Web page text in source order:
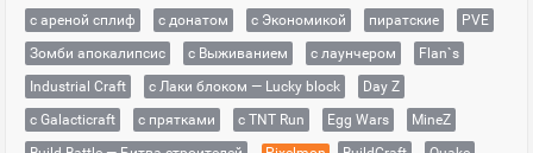
с ареной сплиф
с донатом с Экономикой пиратские
PVE
Зомби апокалипсис
с Выживанием с лаунчером
Flan`s
Industrial Craft
с Лаки блоком — Lucky block
Day Z
с Galacticraft
с прятками с TNT Run Egg Wars
MineZ